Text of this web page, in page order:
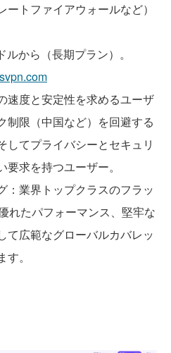
トファイアウォールなど）
から（長期プラン）。
速度と安定性を求めるユーザ
制限（中国など）を回避する
してプライバシーとセキュリ
求を持つユーザー。
：業界トップクラスのフラッ
れたパフォーマンス、堅牢な
て広範なグローバルカバレッ
。